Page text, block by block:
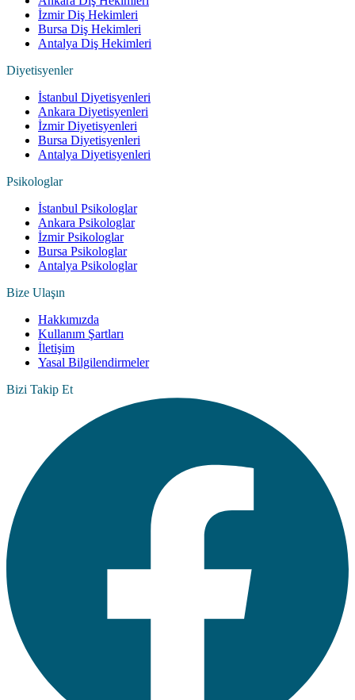
İzmir Diş Hekimleri
Bursa Diş Hekimleri
Antalya Diş Hekimleri
Diyetisyenler
İstanbul Diyetisyenleri
Ankara Diyetisyenleri
İzmir Diyetisyenleri
Bursa Diyetisyenleri
Antalya Diyetisyenleri
Psikologlar
İstanbul Psikologlar
Ankara Psikologlar
İzmir Psikologlar
Bursa Psikologlar
Antalya Psikologlar
Bize Ulaşın
Hakkımızda
Kullanım Şartları
İletişim
Yasal Bilgilendirmeler
Bizi Takip Et